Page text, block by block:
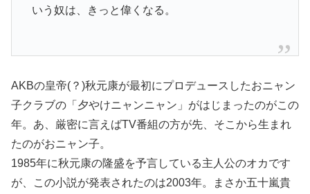
いう奴は、きっと偉くなる。
AKBの皇帝(？)秋元康が最初にプロデュースしたおニャン
子クラブの「夕やけニャンニャン」がはじまったのがこの
年。あ、厳密に言えばTV番組の方が先、そこから生まれ
たのがおニャン子。
1985年に秋元康の隆盛を予言している主人公のオカです
が、この小説が発表されたのは2003年。まさか五十嵐貴